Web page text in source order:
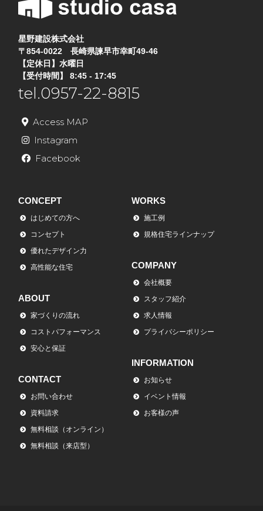
星野建設株式会社
〒854-0022 長崎県諫早市幸町49-46
【定休日】水曜日
【受付時間】 8:45 - 17:45
tel.0957-22-8815
Access MAP
Instagram
Facebook
CONCEPT
はじめての方へ
コンセプト
優れたデザイン力
高性能な住宅
ABOUT
家づくりの流れ
コストパフォーマンス
安心と保証
CONTACT
お問い合わせ
資料請求
無料相談（オンライン）
無料相談（来店型）
WORKS
施工例
規格住宅ラインナップ
COMPANY
会社概要
スタッフ紹介
求人情報
プライバシーポリシー
INFORMATION
お知らせ
イベント情報
お客様の声